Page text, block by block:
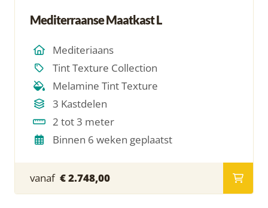
Mediterraanse Maatkast L
Mediteriaans
Tint Texture Collection
Melamine Tint Texture
3 Kastdelen
2 tot 3 meter
Binnen 6 weken geplaatst
vanaf € 2.748,00